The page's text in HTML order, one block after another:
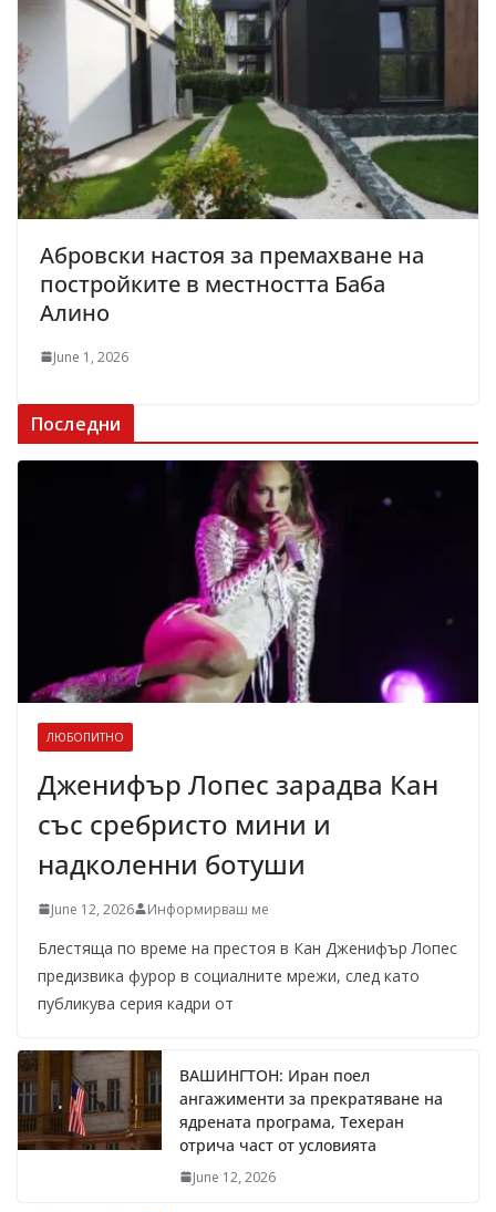
Абровски настоя за премахване на
постройките в местността Баба
Алино
June 1, 2026
Последни
ЛЮБОПИТНО
Дженифър Лопес зарадва Кан
със сребристо мини и
надколенни ботуши
June 12, 2026 Информирваш ме
Блестяща по време на престоя в Кан Дженифър Лопес
предизвика фурор в социалните мрежи, след като
публикува серия кадри от
ВАШИНГТОН: Иран поел
ангажименти за прекратяване на
ядрената програма, Техеран
отрича част от условията
June 12, 2026